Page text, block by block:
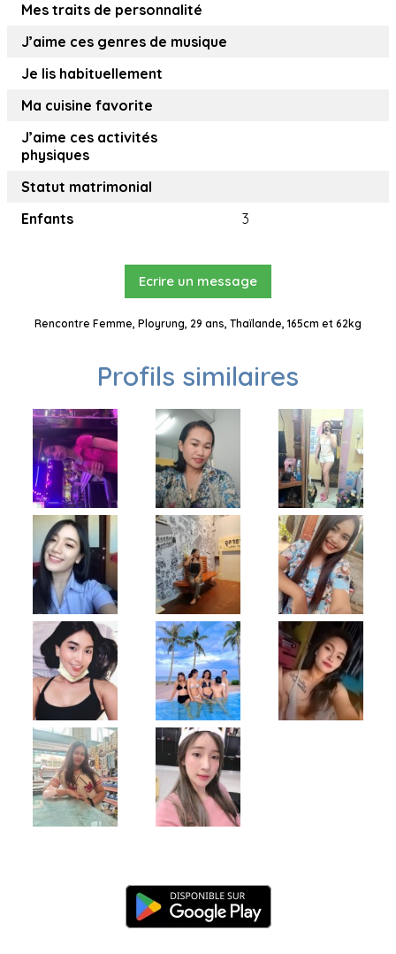
Mes traits de personnalité
J’aime ces genres de musique
Je lis habituellement
Ma cuisine favorite
J’aime ces activités
physiques
Statut matrimonial
Enfants
3
Ecrire un message
Rencontre Femme, Ployrung, 29 ans, Thaïlande, 165cm et 62kg
Profils similaires